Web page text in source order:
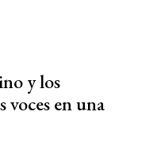
y los
en una